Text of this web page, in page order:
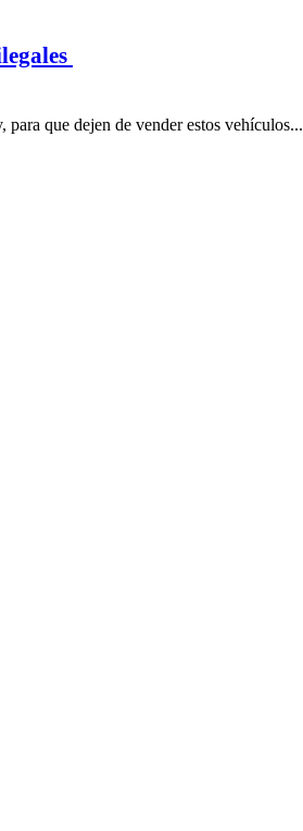
que dejen de vender estos vehículos...